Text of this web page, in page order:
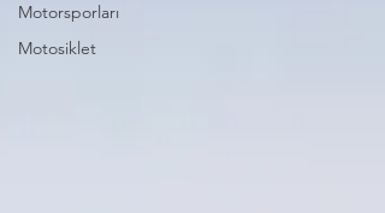
Motorsporları
Motosiklet